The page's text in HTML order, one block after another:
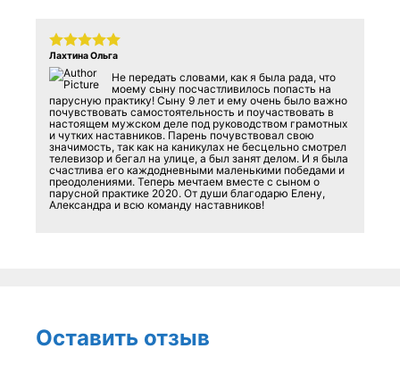
Лахтина Ольга
Не передать словами, как я была рада, что
моему сыну посчастливилось попасть на
парусную практику! Сыну 9 лет и ему очень было важно
почувствовать самостоятельность и поучаствовать в
настоящем мужском деле под руководством грамотных
и чутких наставников. Парень почувствовал свою
значимость, так как на каникулах не бесцельно смотрел
телевизор и бегал на улице, а был занят делом. И я была
счастлива его каждодневными маленькими победами и
преодолениями. Теперь мечтаем вместе с сыном о
парусной практике 2020. От души благодарю Елену,
Александра и всю команду наставников!
Оставить отзыв